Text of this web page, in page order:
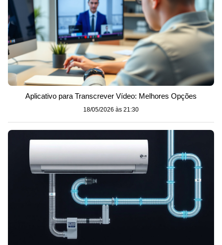
Aplicativo para Transcrever Vídeo: Melhores Opções
18/05/2026 às 21:30